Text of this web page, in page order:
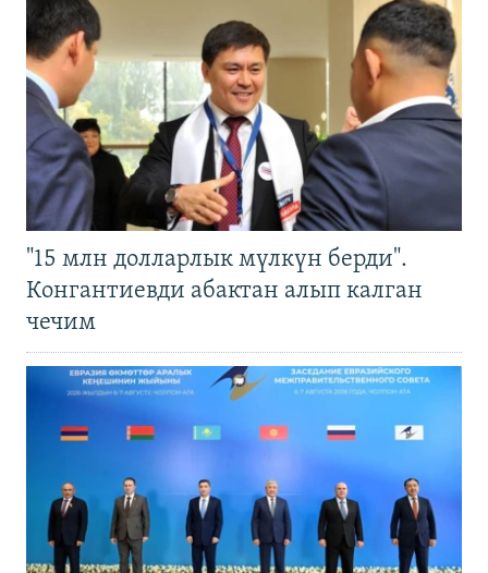
"15 млн долларлык мүлкүн берди".
Конгантиевди абактан алып калган
чечим